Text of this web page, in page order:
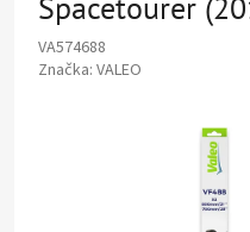
Spacetourer
VA574688
Značka: VALEO